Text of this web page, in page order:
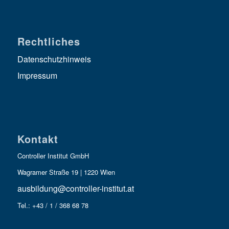
Rechtliches
Datenschutzhinweis
Impressum
Kontakt
Controller Institut GmbH
Wagramer Straße 19 | 1220 Wien
ausbildung@controller-institut.at
Tel.: +43 / 1 / 368 68 78